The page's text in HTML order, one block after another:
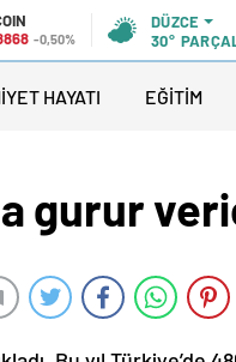
-0,50%
DÜZCE
30°
HAYATI EĞİTİM
gurur